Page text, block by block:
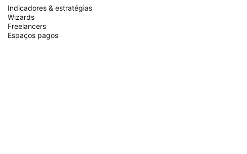
Indicadores & estratégias
Wizards
Freelancers
Espaços pagos